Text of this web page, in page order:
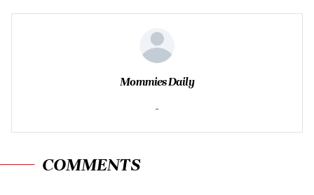
Mommies Daily
-
COMMENTS